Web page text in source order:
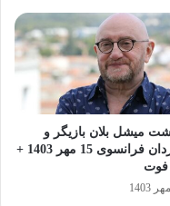
میشل بلان بازیگر و
کارگردان فرانسوی 15 مهر 1403 +